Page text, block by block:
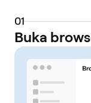
01
Buka